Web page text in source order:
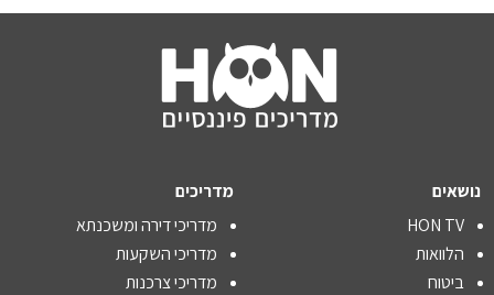
נושאים
HON TV
הלוואות
ביטוח
מדריכים
מדריכי דירה ומשכנתא
מדריכי השקעות
מדריכי צרכנות